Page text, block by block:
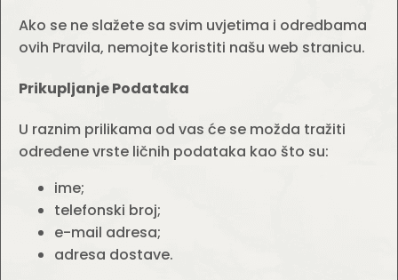
Ako se ne slažete sa svim uvjetima i odredbama
ovih Pravila, nemojte koristiti našu web stranicu.
Prikupljanje Podataka
U raznim prilikama od vas će se možda tražiti
određene vrste ličnih podataka kao što su:
ime;
telefonski broj;
e-mail adresa;
adresa dostave.